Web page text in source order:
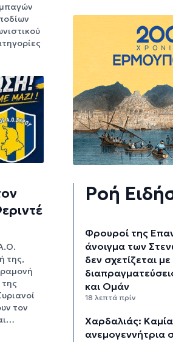
της,
τον
Ροή
Φρουροί της
άνοιγμα των
δεν σχετίζεται με
και Ομάν
18 λεπτά πρίν
Χαρδαλιάς: Καμία
ανεμογεννήτρια